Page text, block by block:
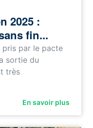
2025 :
fin...
pris par le pacte
sortie du
très
En savoir plus